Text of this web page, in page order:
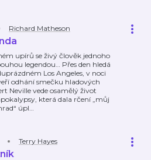
Richard Matheson
upírů se živý člověk jednoho
legendou… Přes den hledá
Los Angeles, v noci
odhání smečku hladových
Neville vede osamělý život
která dala rčení „můj
úpl…
Terry Hayes